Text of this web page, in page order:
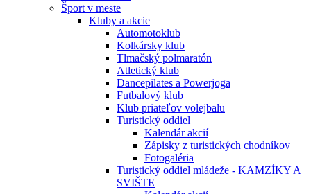
Šport v meste
Kluby a akcie
Automotoklub
Kolkársky klub
Tlmačský polmaratón
Atletický klub
Dancepilates a Powerjoga
Futbalový klub
Klub priateľov volejbalu
Turistický oddiel
Kalendár akcií
Zápisky z turistických chodníkov
Fotogaléria
Turistický oddiel mládeže - KAMZÍKY A
SVIŠTE